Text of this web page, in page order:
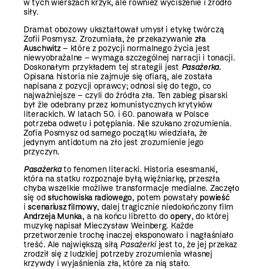
w tych wierszach krzyk, ale również wyciszenie i źródło
siły.
Dramat obozowy ukształtował umysł i etykę twórczą
Zofii Posmysz. Zrozumiała, że przekazywanie zła
Auschwitz– które z pozycji normalnego życia jest
niewyobrażalne – wymaga szczególnej narracji i tonacji.
Doskonałym przykładem tej strategii jest Pasażerka.
Opisana historia nie zajmuje się ofiarą, ale została
napisana z pozycji oprawcy; odnosi się do tego, co
najważniejsze – czyli do źródła zła. Ten zabieg pisarski
był źle odebrany przez komunistycznych krytyków
literackich. W latach 50. i 60. panowała w Polsce
potrzeba odwetu i potępiania. Nie szukano zrozumienia.
Zofia Posmysz od samego początku wiedziała, że
jedynym antidotum na zło jest zrozumienie jego
przyczyn.
Pasażerkato fenomen literacki. Historia esesmanki,
która na statku rozpoznaje byłą więźniarkę, przeszła
chyba wszelkie możliwe transformacje medialne. Zaczęło
się odsłuchowiska radiowego, potem powstały powieść
iscenariusz filmowy, dalej tragicznie niedokończony film
Andrzeja Munka, a na końcu libretto doopery, do której
muzykę napisał Mieczysław Weinberg. Każde
przetworzenie trochę inaczej eksponowało i nagłaśniało
treść. Ale największą siłą Pasażerki jest to, że jej przekaz
zrodził się z ludzkiej potrzeby zrozumienia własnej
krzywdy i wyjaśnienia zła, które za nią stało.